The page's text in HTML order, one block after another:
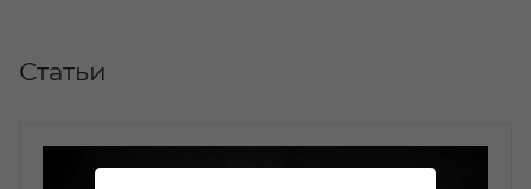
Статьи